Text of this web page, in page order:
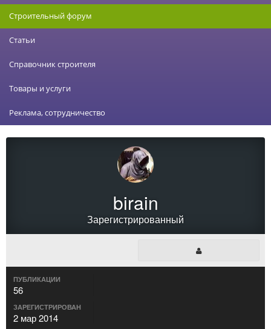
Строительный форум
Статьи
Справочник строителя
Товары и услуги
Реклама, сотрудничество
birain
Зарегистрированный
ПУБЛИКАЦИИ
56
ЗАРЕГИСТРИРОВАН
2 мар 2014